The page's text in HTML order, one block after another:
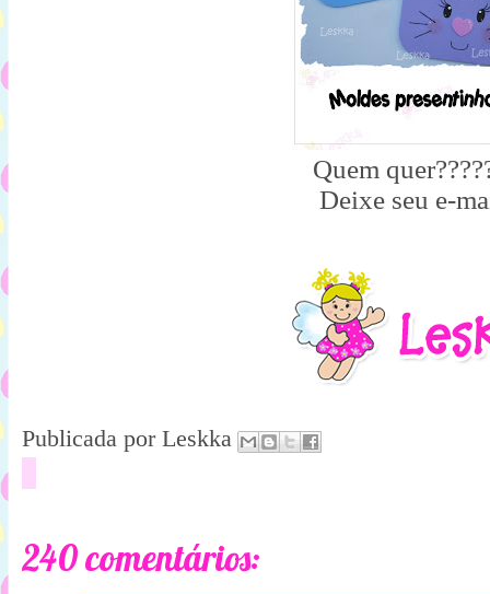
Quem
Deixe seu e-
Publicada por Leskka
240 comentários: